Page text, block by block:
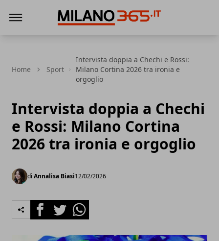
Home Sport
Intervista doppia a Chechi e Rossi:
Milano Cortina 2026 tra ironia e
orgoglio
Intervista doppia a Chechi
e Rossi: Milano Cortina
2026 tra ironia e orgoglio
di Annalisa Biasi12/02/2026
FacebookTwitterWhatsapp